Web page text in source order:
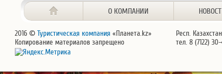
О КОМПАНИИ
2016 © Туристическая компания «Планета.kz»
Копирование материалов запрещено
Респ.
тел. 8 (7122)